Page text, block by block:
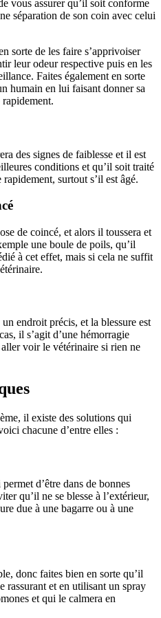
vous assurer qu’il soit conforme
séparation de son coin avec celui
sorte de les faire s’apprivoiser
leur odeur respective puis en les
Faites également en sorte
humain en lui faisant donner sa
des signes de faiblesse et il est
conditions et qu’il soit traité
surtout s’il est âgé.
de coincé, et alors il toussera et
une boule de poils, qu’il
à cet effet, mais si cela ne suffit
endroit précis, et la blessure est
il s’agit d’une hémorragie
voir le vétérinaire si rien ne
il existe des solutions qui
chacune d’entre elles :
d’être dans de bonnes
qu’il ne se blesse à l’extérieur,
due à une bagarre ou à une
donc faites bien en sorte qu’il
rassurant et en utilisant un spray
et qui le calmera en